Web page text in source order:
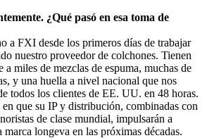
¿Qué pasó en esa toma de
a FXI desde los primeros días de trabajar
nuestro proveedor de colchones. Tienen
a miles de mezclas de espuma, muchas de
y una huella a nivel nacional que nos
todos los clientes de EE. UU. en 48 horas.
que su IP y distribución, combinadas con
de clase mundial, impulsarán a
longeva en las próximas décadas.